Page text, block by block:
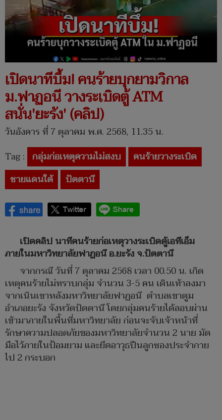
เปิดนาทีบึ้ม! คนร้ายบุกยามวิกาล
ม.ฟาฏอนี วางระเบิดตู้ ATM
สนั่น'ยะรัง' (คลิป)
วันอังคาร ที่ 7 ตุลาคม พ.ศ. 2568, 11.35 น.
Tag : กลุ่มก่อเหตุความไม่สงบ
คนร้ายวางระเบิด
ชายแดนใต้
ปัตตานี
เปิดคลิป นาทีคนร้ายก่อเหตุวางระเบิดตู้เอทีเอ็ม
ภายในมหาวิทยาลัยฟาฏอนี อ.ยะรัง จ.ปัตตานี
จากกรณี วันที่ 7 ตุลาคม 2568 เวลา 00.50 น. เกิด
เหตุคนร้ายไม่ทราบกลุ่ม จำนวน 3-5 คน เดินเท้าลงมา
จากเนินเขาหลังมหาวิทยาลัยฟาฏอนี ตำบลเขาตูม
อำเภอยะรัง จังหวัดปัตตานี โดยกลุ่มคนร้ายได้ลอบผ่าน
เข้ามาภายในพื้นที่มหาวิทยาลัย ก่อนจะจับเจ้าหน้าที่
รักษาความปลอดภัยของมหาวิทยาลัยจำนวน 2 นาย มัด
มือไว้ภายในป้อมยาม และยึดอาวุธปืนลูกซองประจำกาย
ไป 2 กระบอก